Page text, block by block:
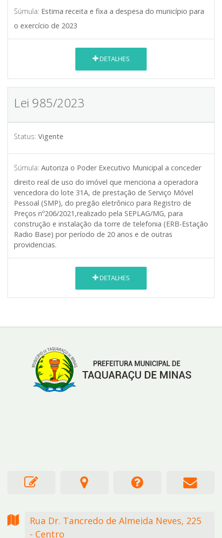
Súmula: Estima receita e fixa a despesa do município para
o exercício de 2023
DETALHES
Lei 985/2023
Status: Vigente
Súmula: Autoriza o Poder Executivo Municipal a conceder
direito real de uso do imóvel que menciona a operadora
vencedora do lote 31A, de prestação de Serviço Móvel
Pessoal (SMP), do pregão eletrônico para Registro de
Preços nº206/2021,realizado pela SEPLAG/MG, para
construção e instalação da torre de telefonia (ERB-Estação
Radio Base) por período de 20 anos e de outras
providencias.
DETALHES
Rua Dr. Tancredo de Almeida Neves, 225
- Centro